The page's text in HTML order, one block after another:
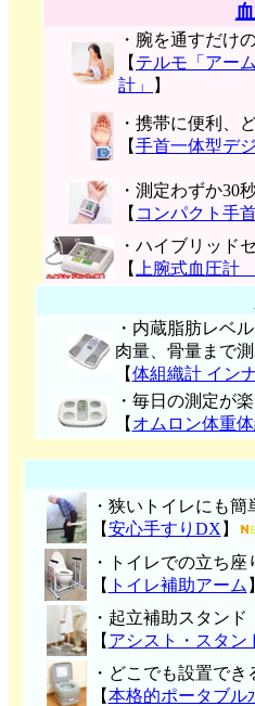
・腕を通すだけ
【 テルモ「アー
計」
】
・携帯に便利、
【手首一体型デ
・測定わずか30
【 コンパクト手
・ハイブリッド
【
上腕式血圧計
・内蔵脂肪レベ
肉量、骨量まで
【体組織計 イン
・毎日の測定が
【 オムロン体重
・狭いトイレにも簡
【安心手すりDX 】
・トイレでの立ち座
【 トイレ補助アーム 】
・起立補助スタンド
【 アシスト・スタン
・どこでも設置で
【本格的ポータブル